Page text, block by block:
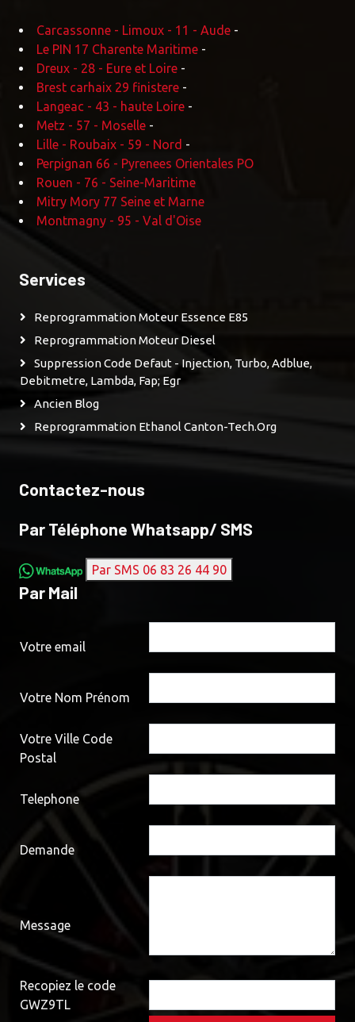
Carcassonne - Limoux - 11 - Aude -
Le PIN 17 Charente Maritime -
Dreux - 28 - Eure et Loire -
Brest carhaix 29 finistere -
Langeac - 43 - haute Loire -
Metz - 57 - Moselle -
Lille - Roubaix - 59 - Nord -
Perpignan 66 - Pyrenees Orientales PO
Rouen - 76 - Seine-Maritime
Mitry Mory 77 Seine et Marne
Montmagny - 95 - Val d'Oise
Services
Reprogrammation Moteur Essence E85
Reprogrammation Moteur Diesel
Suppression Code Defaut - Injection, Turbo, Adblue,
Debitmetre, Lambda, Fap; Egr
Ancien Blog
Reprogrammation Ethanol Canton-Tech.org
Contactez-nous
Par Téléphone Whatsapp/ SMS
Par SMS 06 83 26 44 90
Par Mail
Votre email
Votre Nom Prénom
Votre Ville Code
Postal
Telephone
Demande
Message
Recopiez le code
GWZ9TL